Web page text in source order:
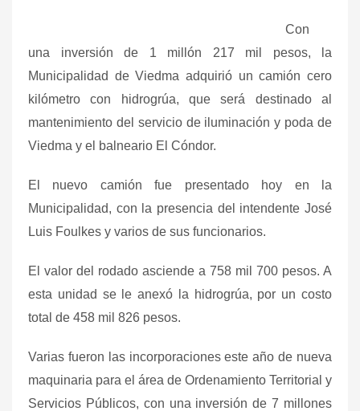
Con
una inversión de 1 millón 217 mil pesos, la
Municipalidad de Viedma adquirió un camión cero
kilómetro con hidrogrúa, que será destinado al
mantenimiento del servicio de iluminación y poda de
Viedma y el balneario El Cóndor.
El nuevo camión fue presentado hoy en la
Municipalidad, con la presencia del intendente José
Luis Foulkes y varios de sus funcionarios.
El valor del rodado asciende a 758 mil 700 pesos. A
esta unidad se le anexó la hidrogrúa, por un costo
total de 458 mil 826 pesos.
Varias fueron las incorporaciones este año de nueva
maquinaria para el área de Ordenamiento Territorial y
Servicios Públicos, con una inversión de 7 millones